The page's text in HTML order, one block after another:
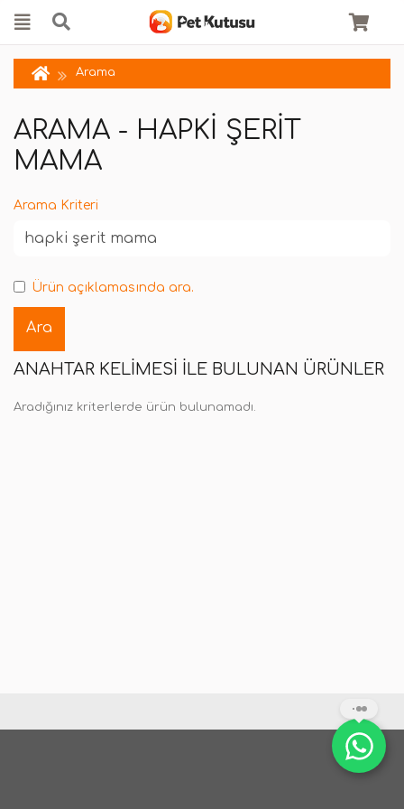
Arama
ARAMA - HAPKI ŞERIT
MAMA
Arama Kriteri
Ürün açıklamasında ara.
ANAHTAR KELIMESI ILE BULUNAN ÜRÜNLER
Aradığınız kriterlerde ürün bulunamadı.